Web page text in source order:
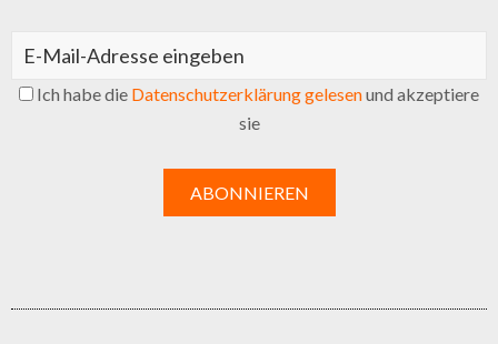
Ich habe die Datenschutzerklärung gelesenund akzeptiere
sie